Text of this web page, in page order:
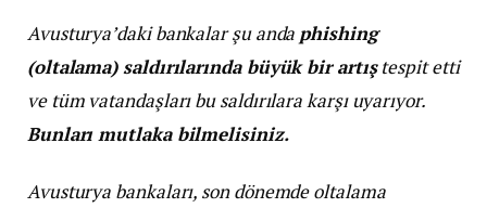
Avusturya’daki bankalar şu anda phishing
(oltalama) saldırılarında büyük bir artıştespit etti
ve tüm vatandaşları bu saldırılara karşı uyarıyor.
Bunları mutlaka bilmelisiniz.
Avusturya bankaları, son dönemde oltalama